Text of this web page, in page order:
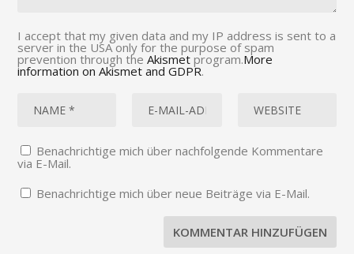
I accept that my given data and my IP address is sent to a
server in the USA only for the purpose of spam
prevention through theAkismet program.More
information on Akismet and GDPR.
Benachrichtige mich über nachfolgende Kommentare
via E-Mail.
Benachrichtige mich über neue Beiträge via E-Mail.